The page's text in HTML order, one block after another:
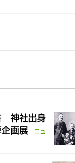
神社出身
画展
ニュ